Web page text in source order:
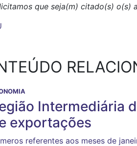
que seja(m) citado(s) o(s)
Intermediária
exportações
referentes aos meses de